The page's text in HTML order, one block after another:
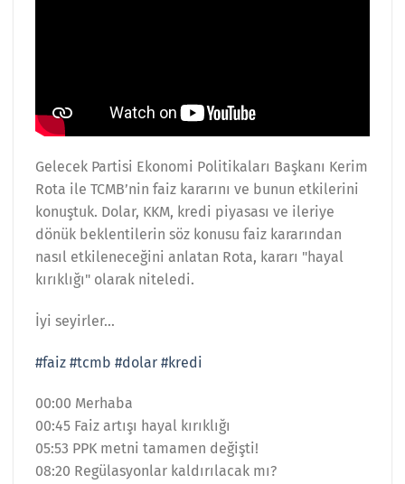
Gelecek Partisi Ekonomi Politikaları Başkanı Kerim
Rota ile TCMB’nin faiz kararını ve bunun etkilerini
konuştuk. Dolar, KKM, kredi piyasası ve ileriye
dönük beklentilerin söz konusu faiz kararından
nasıl etkileneceğini anlatan Rota, kararı "hayal
kırıklığı" olarak niteledi.
İyi seyirler…
#faiz #tcmb #dolar #kredi
00:00 Merhaba
00:45 Faiz artışı hayal kırıklığı
05:53 PPK metni tamamen değişti!
08:20 Regülasyonlar kaldırılacak mı?